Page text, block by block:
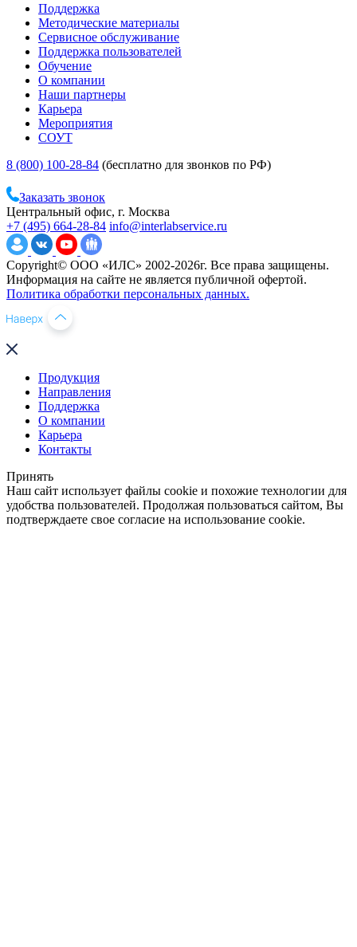
Поддержка
Методические материалы
Сервисное обслуживание
Поддержка пользователей
Обучение
О компании
Наши партнеры
Карьера
Мероприятия
СОУТ
8 (800) 100-28-84 (бесплатно для звонков по РФ)
Заказать звонок
Центральный офис, г. Москва
+7 (495) 664-28-84 info@interlabservice.ru
Copyright© ООО «ИЛС» 2002-2026г. Все права защищены.
Информация на сайте не является публичной офертой.
Политика обработки персональных данных.
Продукция
Направления
Поддержка
О компании
Карьера
Контакты
Принять
Наш сайт использует файлы cookie и похожие технологии для
удобства пользователей. Продолжая пользоваться сайтом, Вы
подтверждаете свое согласие на использование cookie.